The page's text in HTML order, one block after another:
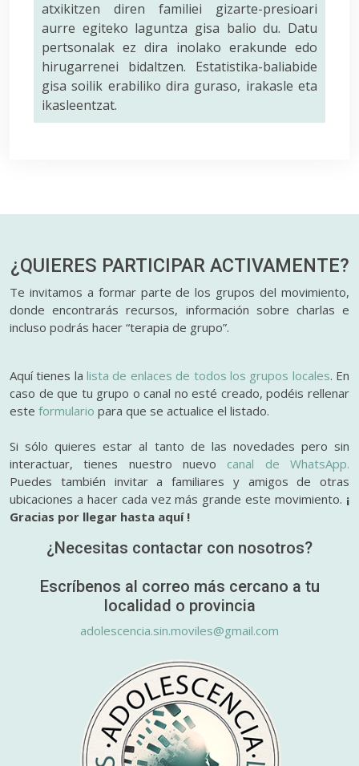
atxikitzen diren familiei gizarte-presioari
aurre egiteko laguntza gisa balio du. Datu
pertsonalak ez dira inolako erakunde edo
hirugarrenei bidaltzen. Estatistika-baliabide
gisa soilik erabiliko dira guraso, irakasle eta
ikasleentzat.
¿QUIERES PARTICIPAR ACTIVAMENTE?
Te invitamos a formar parte de los grupos del movimiento,
donde encontrarás recursos, información sobre charlas e
incluso podrás hacer “terapia de grupo”.
Aquí tienes lalista de enlaces de todos los grupos locales. En
caso de que tu grupo o canal no esté creado, podéis rellenar
este formulario para que se actualice el listado.
Si sólo quieres estar al tanto de las novedades pero sin
interactuar, tienes nuestro nuevo canal de WhatsApp.
Puedes también invitar a familiares y amigos de otras
ubicaciones a hacer cada vez más grande este movimiento. ¡
Gracias por llegar hasta aquí !
¿Necesitas contactar con nosotros?
Escríbenos al correo más cercano a tu
localidad o provincia
adolescencia.sin.moviles@gmail.com